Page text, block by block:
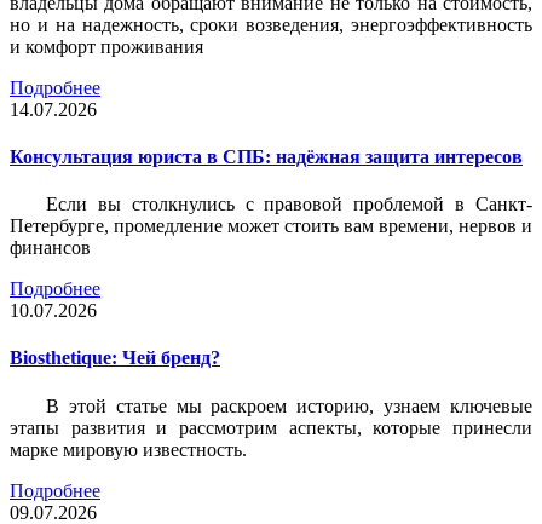
но и на надежность, сроки возведения, энергоэффективность
и комфорт проживания
Подробнее
14.07.2026
Консультация юриста в СПБ: надёжная защита интересов
Если вы столкнулись с правовой проблемой в Санкт-
Петербурге, промедление может стоить вам времени, нервов и
финансов
Подробнее
10.07.2026
Biosthetique: Чей бренд?
В этой статье мы раскроем историю, узнаем ключевые
этапы развития и рассмотрим аспекты, которые принесли
марке мировую известность.
Подробнее
09.07.2026